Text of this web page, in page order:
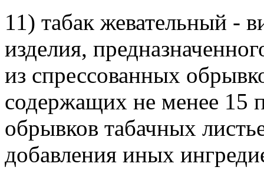
11) табак жевательный -
изделия,
из спрессованных
содержащих не менее 15
обрывков табачных
добавления иных